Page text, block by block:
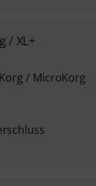
/ XL+
/ MicroKorg